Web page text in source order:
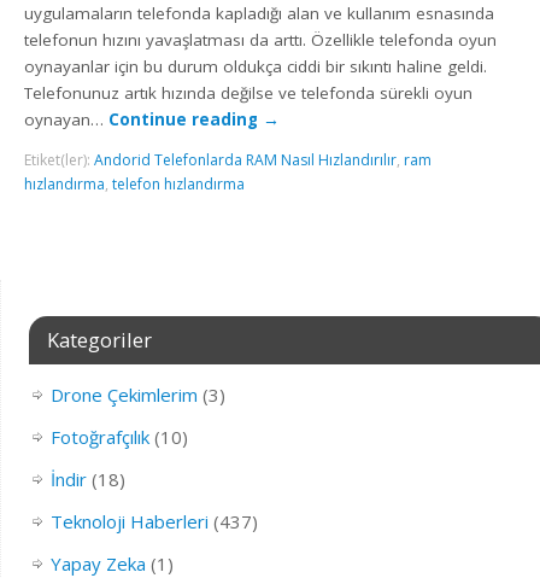
uygulamaların telefonda kapladığı alan ve kullanım esnasında
telefonun hızını yavaşlatması da arttı. Özellikle telefonda oyun
oynayanlar için bu durum oldukça ciddi bir sıkıntı haline geldi.
Telefonunuz artık hızında değilse ve telefonda sürekli oyun
oynayan… Continue reading →
Etiket(ler):Andorid Telefonlarda RAM Nasıl Hızlandırılır, ram
hızlandırma,telefon hızlandırma
Kategoriler
Drone Çekimlerim (3)
Fotoğrafçılık(10)
İndir(18)
Teknoloji Haberleri (437)
Yapay Zeka (1)